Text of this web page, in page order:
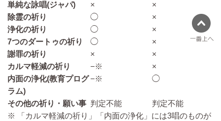
単純な詠唱(ジャパ)
×
×
除霊の祈り
◯
×
浄化の祈り
◯
×
7つのダートゥの祈り
◯
×
謝罪の祈り
×
×
カルマ軽減の祈り
−※
×
内面の浄化(教育プログ
ラム)
−※ ◯
その他の祈り・願い事 判定不能
判定不能
※ 「カルマ軽減の祈り」「内面の浄化」には3唱のものが